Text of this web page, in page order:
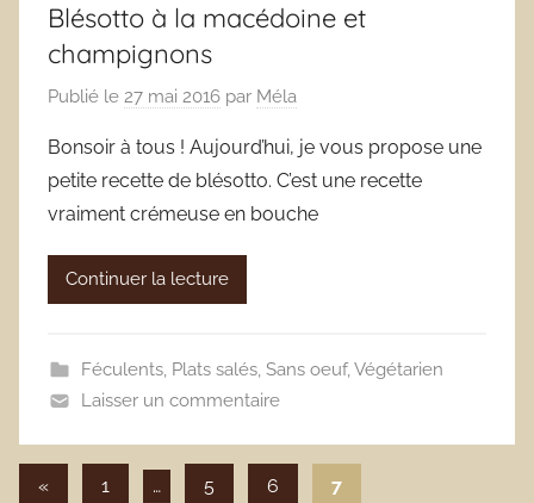
Blésotto à la macédoine et
champignons
Publié le 27 mai 2016 par Méla
Bonsoir à tous ! Aujourd’hui, je vous propose une
petite recette de blésotto. C’est une recette
vraiment crémeuse en bouche
Continuer la lecture
Féculents, Plats salés, Sans oeuf,Végétarien
Laisser un commentaire
Pagination
«Publications
1 … 5 6 7